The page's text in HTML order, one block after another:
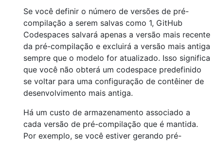
Se você definir o número de versões de pré-
compilação a serem salvas como 1, GitHub
Codespaces salvará apenas a versão mais recente
da pré-compilação e excluirá a versão mais antiga
sempre que o modelo for atualizado. Isso significa
que você não obterá um codespace predefinido
se voltar para uma configuração de contêiner de
desenvolvimento mais antiga.
Há um custo de armazenamento associado a
cada versão de pré-compilação que é mantida.
Por exemplo, se você estiver gerando pré-